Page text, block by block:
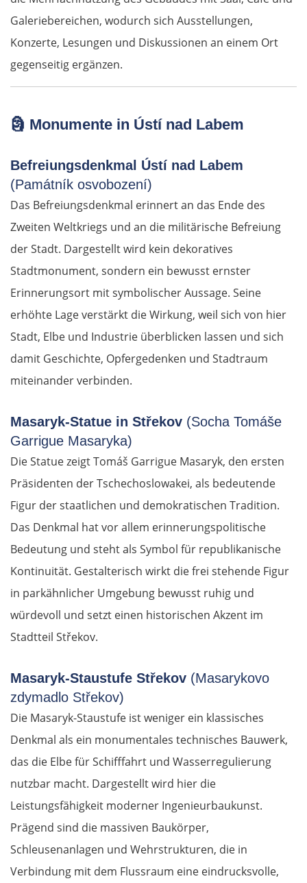
Galeriebereichen, wodurch sich Ausstellungen,
Konzerte, Lesungen und Diskussionen an einem Ort
gegenseitig ergänzen.
🗿 Monumente in Ústí nad Labem
Befreiungsdenkmal Ústí nad Labem
(Památník osvobození)
Das Befreiungsdenkmal erinnert an das Ende des
Zweiten Weltkriegs und an die militärische Befreiung
der Stadt. Dargestellt wird kein dekoratives
Stadtmonument, sondern ein bewusst ernster
Erinnerungsort mit symbolischer Aussage. Seine
erhöhte Lage verstärkt die Wirkung, weil sich von hier
Stadt, Elbe und Industrie überblicken lassen und sich
damit Geschichte, Opfergedenken und Stadtraum
miteinander verbinden.
Masaryk-Statue in Střekov (Socha Tomáše
Garrigue Masaryka)
Die Statue zeigt Tomáš Garrigue Masaryk, den ersten
Präsidenten der Tschechoslowakei, als bedeutende
Figur der staatlichen und demokratischen Tradition.
Das Denkmal hat vor allem erinnerungspolitische
Bedeutung und steht als Symbol für republikanische
Kontinuität. Gestalterisch wirkt die frei stehende Figur
in parkähnlicher Umgebung bewusst ruhig und
würdevoll und setzt einen historischen Akzent im
Stadtteil Střekov.
Masaryk-Staustufe Střekov (Masarykovo
zdymadlo Střekov)
Die Masaryk-Staustufe ist weniger ein klassisches
Denkmal als ein monumentales technisches Bauwerk,
das die Elbe für Schifffahrt und Wasserregulierung
nutzbar macht. Dargestellt wird hier die
Leistungsfähigkeit moderner Ingenieurbaukunst.
Prägend sind die massiven Baukörper,
Schleusenanlagen und Wehrstrukturen, die in
Verbindung mit dem Flussraum eine eindrucksvolle,